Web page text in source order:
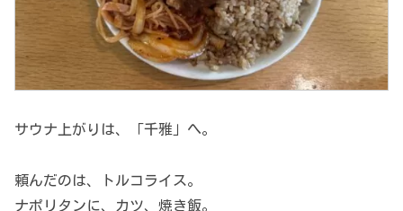
サウナ上がりは、「千雅」へ。
頼んだのは、トルコライス。
ナポリタンに、カツ、焼き飯。